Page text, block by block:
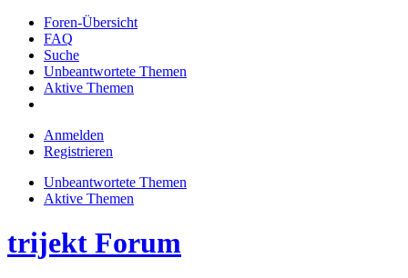
Foren-Übersicht
FAQ
Suche
Unbeantwortete Themen
Aktive Themen
Anmelden
Registrieren
Unbeantwortete Themen
Aktive Themen
trijekt Forum